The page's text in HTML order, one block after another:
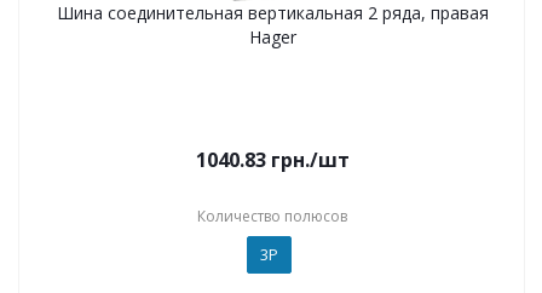
Шина соединительная вертикальная 2 ряда, правая
Hager
1040.83грн./шт
Количество полюсов
3P